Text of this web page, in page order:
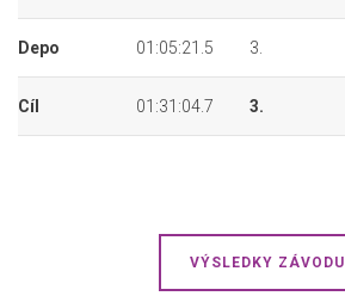
Depo 01:05:21.5 3.
Cíl 01:31:04.7 3.
VÝSLEDKY ZÁVODU